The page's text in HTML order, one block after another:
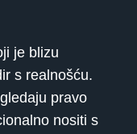
je blizu
s realnošću.
pravo
nositi s